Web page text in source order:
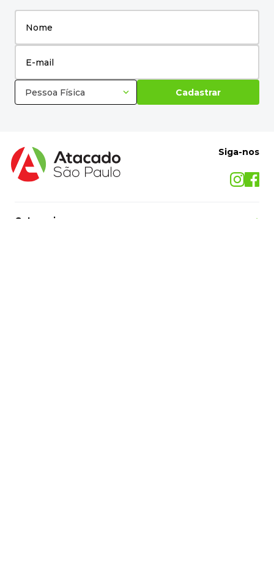
Pessoa Física Cadastrar
Siga-nos
Categorias +